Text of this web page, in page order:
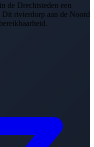
de Drechtsteden een
Dit rivierdorp aan de Noord